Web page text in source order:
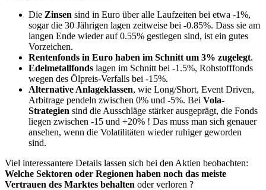
Die Zinsen sind in Euro über alle Laufzeiten bei etwa -1%,
sogar die 30 Jährigen lagen zeitweise bei -0.85%. Dass sie am
langen Ende wieder auf 0.55% gestiegen sind, ist ein gutes
Vorzeichen.
Rentenfonds in Euro haben im Schnitt um 3% zugelegt.
Edelmetallfonds lagen im Schnitt bei -1.5%, Rohstofffonds
wegen des Ölpreis-Verfalls bei -15%.
Alternative Anlageklassen, wie Long/Short, Event Driven,
Arbitrage pendeln zwischen 0% und -5%. Bei Vola-
Strategien sind die Ausschläge stärker ausgeprägt, die Fonds
liegen zwischen -15 und +20% ! Das muss man sich genauer
ansehen, wenn die Volatilitäten wieder ruhiger geworden
sind.
Viel interessantere Details lassen sich bei den Aktien beobachten:
Welche Sektoren oder Regionen haben noch das meiste
Vertrauen des Marktes behalten oder verloren ?